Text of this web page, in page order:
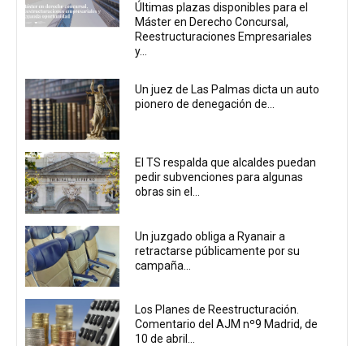
Últimas plazas disponibles para el
Máster en Derecho Concursal,
Reestructuraciones Empresariales
y...
Un juez de Las Palmas dicta un auto
pionero de denegación de...
El TS respalda que alcaldes puedan
pedir subvenciones para algunas
obras sin el...
Un juzgado obliga a Ryanair a
retractarse públicamente por su
campaña...
Los Planes de Reestructuración.
Comentario del AJM nº9 Madrid, de
10 de abril...